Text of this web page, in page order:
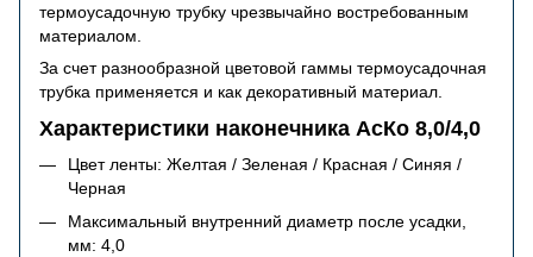
термоусадочную трубку чрезвычайно востребованным
материалом.
За счет разнообразной цветовой гаммы термоусадочная
трубка применяется и как декоративный материал.
Характеристики наконечника АсКо 8,0/4,0
Цвет ленты: Желтая / Зеленая / Красная / Синяя /
Черная
Максимальный внутренний диаметр после усадки,
мм: 4,0